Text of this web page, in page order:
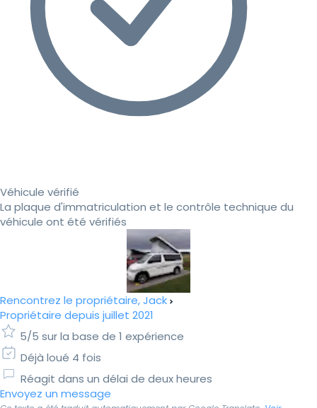
Véhicule vérifié
La plaque d'immatriculation et le contrôle technique du
véhicule ont été vérifiés
Rencontrez le propriétaire, Jack
Propriétaire depuis juillet 2021
5/5 sur la base de 1 expérience
Déjà loué 4 fois
Réagit dans un délai de deux heures
Envoyez un message